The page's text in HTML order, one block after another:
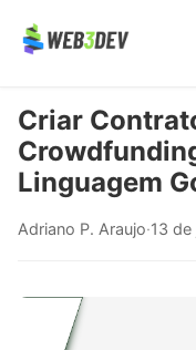
Criar
Linguagem
Adriano P. Araujo·13